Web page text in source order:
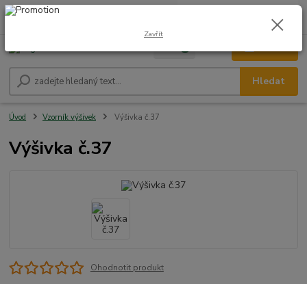
Hledat
+420 604 278 943 0,00 Kč
Úvod Vzorník výšivek Výšivka č.37
Výšivka č.37
Ohodnotit produkt
Zavřít